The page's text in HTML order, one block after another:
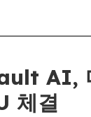
AI,
체결